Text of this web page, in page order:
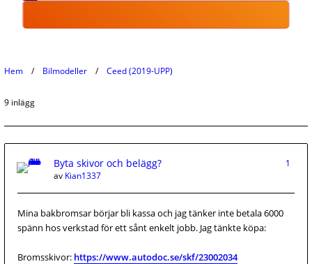
Hem Bilmodeller Ceed (2019-UPP)
9 inlägg
Byta skivor och belägg?
1
av Kian1337
Mina bakbromsar börjar bli kassa och jag tänker inte betala 6000
spänn hos verkstad för ett sånt enkelt jobb. Jag tänkte köpa:
Bromsskivor: https://www.autodoc.se/skf/23002034